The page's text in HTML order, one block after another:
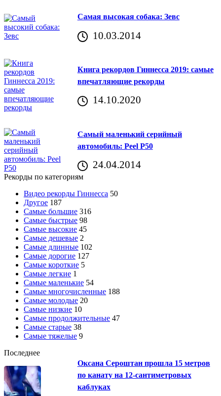
Самая высокая собака: Зевс
10.03.2014
Книга рекордов Гиннесса 2019: самые
впечатляющие рекорды
14.10.2020
Самый маленький серийный
автомобиль: Peel P50
24.04.2014
Рекорды по категориям
Видео рекорды Гиннесса 50
Другое 187
Самые большие 316
Самые быстрые 98
Самые высокие 45
Самые дешевые 2
Самые длинные 102
Самые дорогие 127
Самые короткие 5
Самые легкие 1
Самые маленькие 54
Самые многочисленные 188
Самые молодые 20
Самые низкие 10
Самые продолжительные 47
Самые старые 38
Самые тяжелые 9
Последнее
Оксана Сероштан прошла 15 метров
по канату на 12-сантиметровых
каблуках